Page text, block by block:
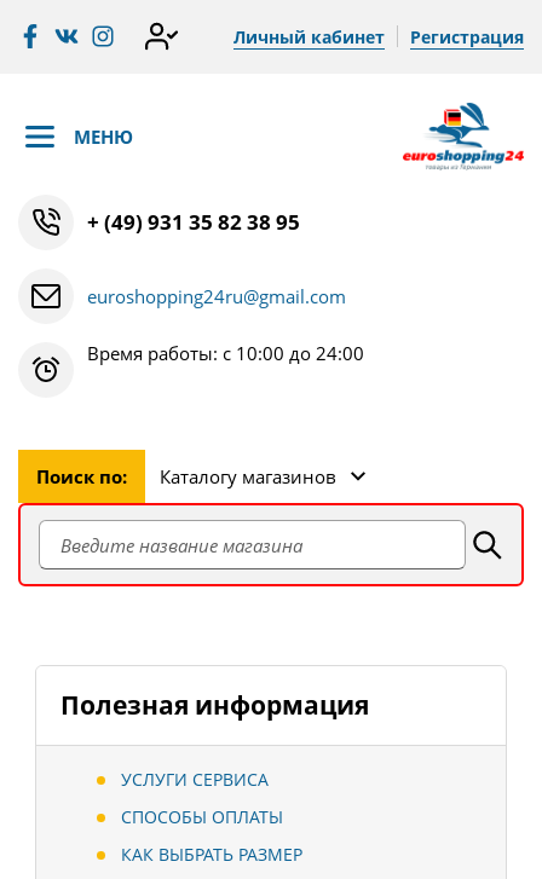
Личный кабинет Регистрация
МЕНЮ
+ (49) 931 35 82 38 95
euroshopping24ru@gmail.com
Время работы: с 10:00 до 24:00
Поиск по: Каталогу магазинов
Полезная информация
УСЛУГИ СЕРВИСА
СПОСОБЫ ОПЛАТЫ
КАК ВЫБРАТЬ РАЗМЕР